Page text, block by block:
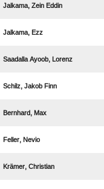
  
 
  
  
 
 
 